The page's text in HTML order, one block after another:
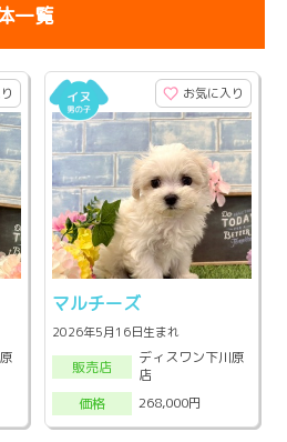
一覧
お気に入り
マルチーズ
2026年5月16日生まれ
販売店
ディスワン下川原
店
価格
268,000円